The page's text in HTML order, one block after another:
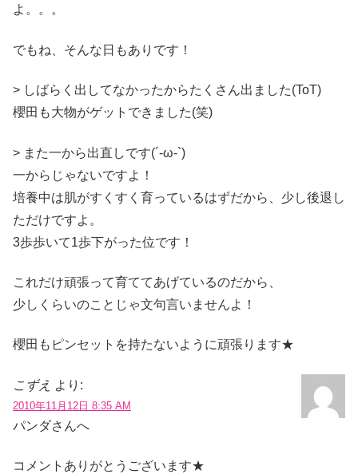
よ。。。
でもね、そんな日もありです！
> しばらく出してなかったからたくさん出ました(ToT)
櫻田も大物がゲットできました(笑)
> また一から出直しです(´-ω-`)
一からじゃないですよ！
培養中は肌がすくすく育っているはずだから、少し後退し
ただけですよ。
3歩歩いて1歩下がった位です！
これだけ頑張って育ててあげているのだから、
少しくらいのことじゃ文句言いませんよ！
櫻田もピンセットを持たないように頑張ります★
こずえ より:
2010年11月12日 8:35 AM
パンダさんへ
コメントありがとうございます★